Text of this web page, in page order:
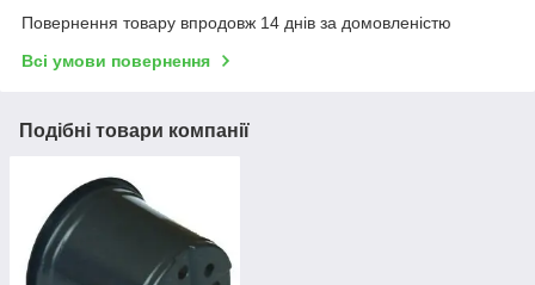
Повернення товару впродовж 14 днів за домовленістю
Всі умови повернення
Подібні товари компанії